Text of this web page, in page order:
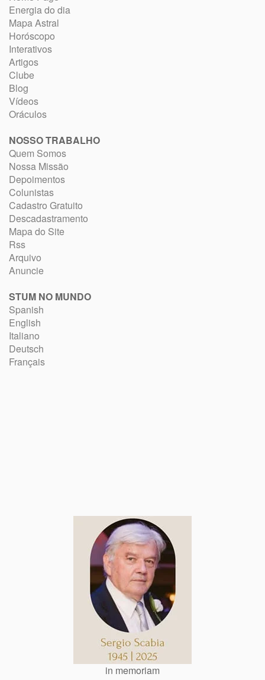
Energia do dia
Mapa Astral
Horóscopo
Interativos
Artigos
Clube
Blog
Vídeos
Oráculos
NOSSO TRABALHO
Quem Somos
Nossa Missão
Depoimentos
Colunistas
Cadastro Gratuito
Descadastramento
Mapa do Site
Rss
Arquivo
Anuncie
STUM NO MUNDO
Spanish
English
Italiano
Deutsch
Français
in memoriam